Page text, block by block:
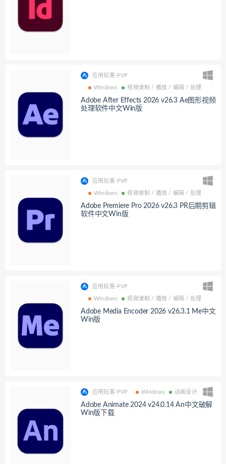
应用玩客-PVP
Windows 视频录制 / 播放 / 编辑 / 处理
Adobe After Effects 2026 v26.3 Ae图形视频
处理软件中文Win版
应用玩客-PVP
Windows 视频录制 / 播放 / 编辑 / 处理
Adobe Premiere Pro 2026 v26.3 PR后期剪辑
软件中文Win版
应用玩客-PVP
Windows 视频录制 / 播放 / 编辑 / 处理
Adobe Media Encoder 2026 v26.3.1 Me中文
Win版
应用玩客-PVP Windows 动画设计
Adobe Animate 2024 v24.0.14 An中文破解
Win版下载